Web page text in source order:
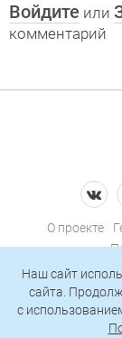
Войдите или
комментарий
О проекте
Наш сайт
сайта.
c